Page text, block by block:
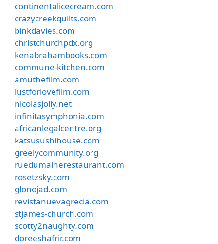
continentalicecream.com
crazycreekquilts.com
binkdavies.com
christchurchpdx.org
kenabrahambooks.com
commune-kitchen.com
amuthefilm.com
lustforlovefilm.com
nicolasjolly.net
infinitasymphonia.com
africanlegalcentre.org
katsusushihouse.com
greelycommunity.org
ruedumainerestaurant.com
rosetzsky.com
glonojad.com
revistanuevagrecia.com
stjames-church.com
scotty2naughty.com
doreeshafrir.com